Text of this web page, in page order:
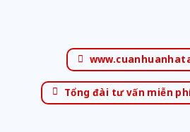
Tổng đài tư vấn miễn